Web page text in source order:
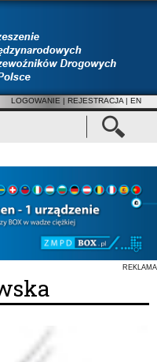
LOGOWANIE | REJESTRACJA | EN
REKLAMA